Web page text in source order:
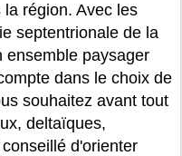
région. Avec les
septentrionale de la
ensemble paysager
dans le choix de
souhaitez avant tout
deltaïques,
d'orienter